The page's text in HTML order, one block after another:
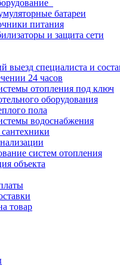
батареи
питания
и защита сети
выезд специалиста и
24 часов
отопления под ключ
оборудования
пола
водоснабжения
систем отопления
объекта
товар